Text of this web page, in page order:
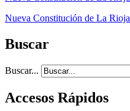
Nueva Constitución de La Rioja
Buscar
Buscar...
Accesos Rápidos